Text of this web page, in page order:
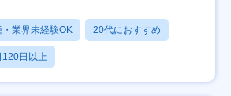
・業界未経験OK 20代におすすめ
120日以上